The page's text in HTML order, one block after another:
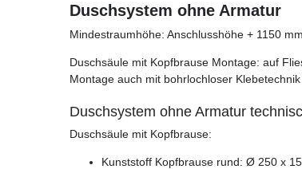
Duschsystem ohne Armatur
Mindestraumhöhe: Anschlusshöhe + 1150
Duschsäule mit Kopfbrause Montage: auf
Montage auch mit bohrlochloser
Duschsystem ohne Armatur
Duschsäule mit Kopfbrause:
Kunststoff Kopfbrause rund: Ø 250 x